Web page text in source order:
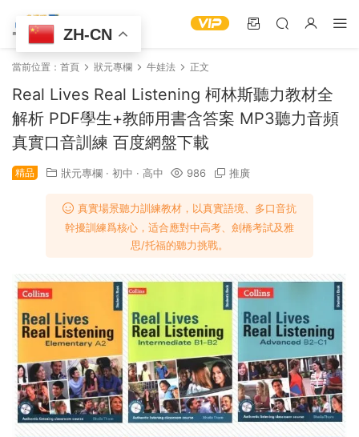
當前位置： 首頁 狀元專欄 牛娃法 正文
Real Lives Real Listening 柯林斯聽力教材全
解析 PDF學生+教師用書含答案 MP3聽力音頻
真實口音訓練 百度網盤下載
精品 狀元專欄 · 初中 · 高中 986 推廣
​​真實場景聽力訓練教材​​，以​​真實語境、多口音抗
幹擾訓練​​爲核心，适合應對中高考、劍橋考試及雅
思/托福的聽力挑戰。
ZH-CN